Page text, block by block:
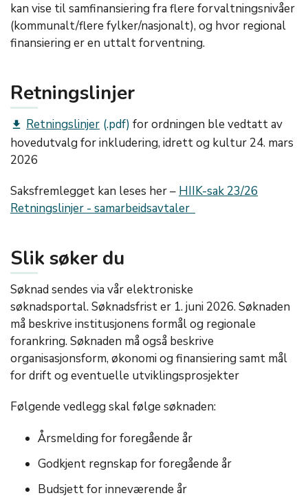
kan vise til samfinansiering fra flere forvaltningsnivåer
(kommunalt/flere fylker/nasjonalt), og hvor regional
finansiering er en uttalt forventning.
Retningslinjer
get_app Retningslinjer
for ordningen ble vedtatt av
hovedutvalg for inkludering, idrett og kultur 24. mars
2026
Saksfremlegget kan leses her – HIIK-sak 23/26
Retningslinjer - samarbeidsavtaler
Slik søker du
Søknad sendes via vår elektroniske
søknadsportal. Søknadsfrist er 1. juni 2026. Søknaden
må beskrive institusjonens formål og regionale
forankring. Søknaden må også beskrive
organisasjonsform, økonomi og finansiering samt mål
for drift og eventuelle utviklingsprosjekter
Følgende vedlegg skal følge søknaden:
Årsmelding for foregående år
Godkjent regnskap for foregående år
Budsjett for inneværende år